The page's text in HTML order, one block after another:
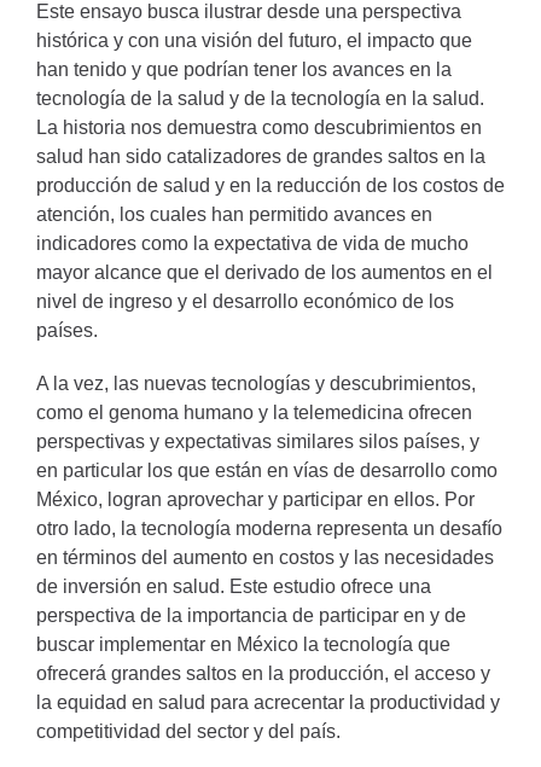
Este ensayo busca ilustrar desde una perspectiva
histórica y con una visión del futuro, el impacto que
han tenido y que podrían tener los avances en la
tecnología de la salud y de la tecnología en la salud.
La historia nos demuestra como descubrimientos en
salud han sido catalizadores de grandes saltos en la
producción de salud y en la reducción de los costos de
atención, los cuales han permitido avances en
indicadores como la expectativa de vida de mucho
mayor alcance que el derivado de los aumentos en el
nivel de ingreso y el desarrollo económico de los
países.
A la vez, las nuevas tecnologías y descubrimientos,
como el genoma humano y la telemedicina ofrecen
perspectivas y expectativas similares silos países, y
en particular los que están en vías de desarrollo como
México, logran aprovechar y participar en ellos. Por
otro lado, la tecnología moderna representa un desafío
en términos del aumento en costos y las necesidades
de inversión en salud. Este estudio ofrece una
perspectiva de la importancia de participar en y de
buscar implementar en México la tecnología que
ofrecerá grandes saltos en la producción, el acceso y
la equidad en salud para acrecentar la productividad y
competitividad del sector y del país.